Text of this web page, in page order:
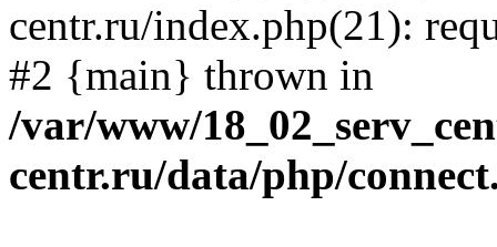
centr.ru/index.php(21):
#2 {main} thrown in
/var/www/
centr.ru/data/php/